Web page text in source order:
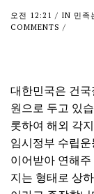
오전 12:21 / IN 민족
COMMENTS /
대한민국은 건국
원으로 두고 있
롯하여 해외 각
임시정부 수립
이어받아 연해
지는 형태로 상